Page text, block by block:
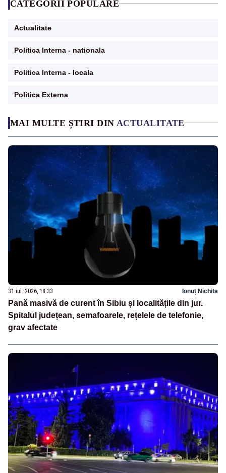
MAI MULTE ȘTIRI DIN ACTUALITATE
31 iul. 2026, 18:33 Ionuț Nichita
Pană masivă de curent în Sibiu și localitățile din jur.
Spitalul județean, semafoarele, rețelele de telefonie,
grav afectate
CATEGORII POPULARE
Actualitate
Politica Interna - nationala
Politica Interna - locala
Politica Externa